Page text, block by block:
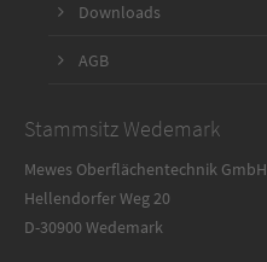
Downloads
AGB
Stammsitz Wedemark
Mewes Oberflächentechnik GmbH
Hellendorfer Weg 20
D-30900 Wedemark